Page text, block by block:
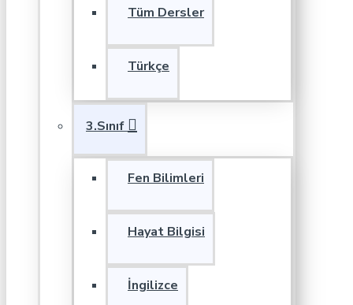
Tüm Dersler
Türkçe
3.Sınıf
Fen Bilimleri
Hayat Bilgisi
İngilizce